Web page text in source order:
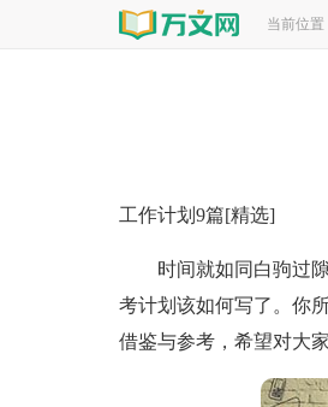
当前位置
工作计划9篇[精选]
时间就如同白驹过隙
考计划该如何写了。你
借鉴与参考，希望对大